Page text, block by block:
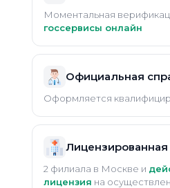
Моментальная
госсервисы онлайн
Официальная
Оформляется
Лицензированная
2 филиала в Москве и
лицензия на